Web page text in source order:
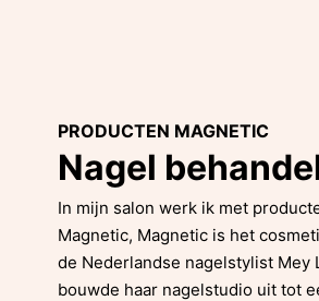
PRODUCTEN MAGNETIC
Nagel
In mijn salon werk ik met
Magnetic, Magnetic is het
de Nederlandse nagelstylist Mey
bouwde haar nagelstudio uit tot